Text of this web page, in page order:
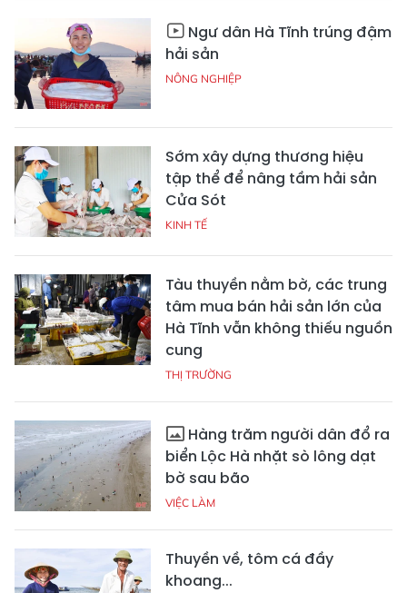
Ngư dân Hà Tĩnh trúng đậm
hải sản
NÔNG NGHIỆP
Sớm xây dựng thương hiệu
tập thể để nâng tầm hải sản
Cửa Sót
KINH TẾ
Tàu thuyền nằm bờ, các trung
tâm mua bán hải sản lớn của
Hà Tĩnh vẫn không thiếu nguồn
cung
THỊ TRƯỜNG
Hàng trăm người dân đổ ra
biển Lộc Hà nhặt sò lông dạt
bờ sau bão
VIỆC LÀM
Thuyền về, tôm cá đầy
khoang...